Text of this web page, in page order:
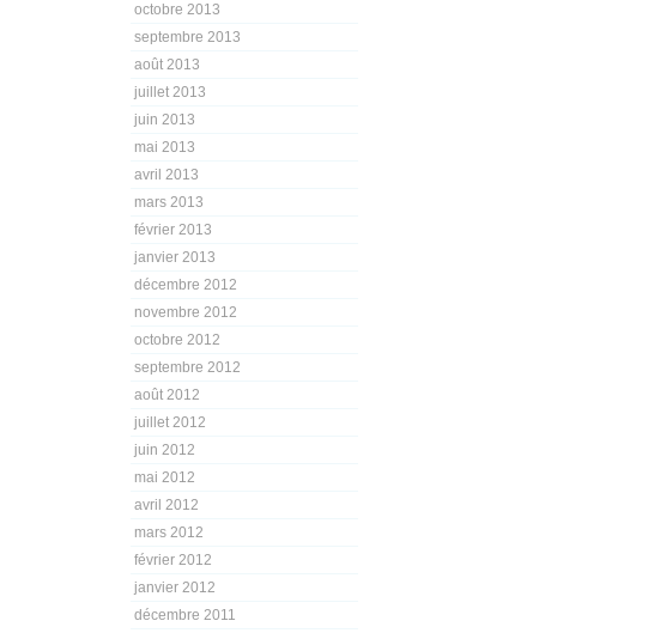
octobre 2013
septembre 2013
août 2013
juillet 2013
juin 2013
mai 2013
avril 2013
mars 2013
février 2013
janvier 2013
décembre 2012
novembre 2012
octobre 2012
septembre 2012
août 2012
juillet 2012
juin 2012
mai 2012
avril 2012
mars 2012
février 2012
janvier 2012
décembre 2011